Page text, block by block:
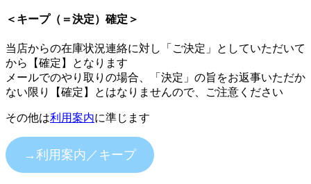
＜キープ（＝決定）確定＞
当店からの在庫状況連絡に対し「ご決定」としていただいて
から【確定】となります
メールでのやり取りの場合、「決定」の旨をお返事いただか
ない限り【確定】とはなりませんので、ご注意ください
その他は利用案内に準じます
→利用案内／キープ